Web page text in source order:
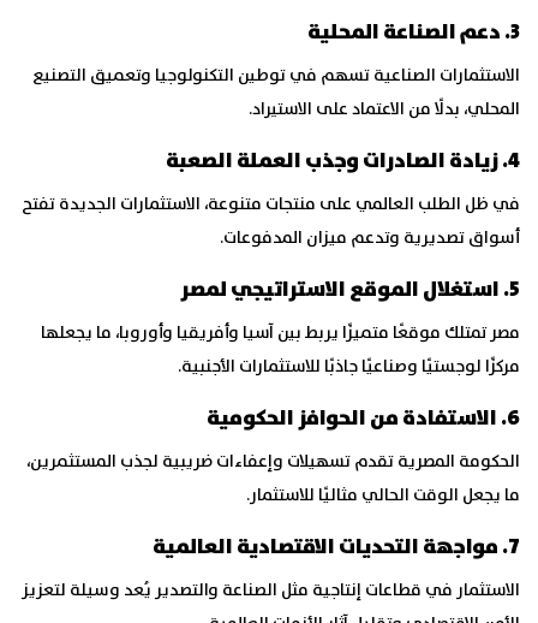
3. دعم الصناعة المحلية
الاستثمارات الصناعية تسهم في توطين التكنولوجيا وتعميق التصنيع
المحلي، بدلًا من الاعتماد على الاستيراد.
4. زيادة الصادرات وجذب العملة الصعبة
في ظل الطلب العالمي على منتجات متنوعة، الاستثمارات الجديدة تفتح
أسواق تصديرية وتدعم ميزان المدفوعات.
5. استغلال الموقع الاستراتيجي لمصر
مصر تمتلك موقعًا متميزًا يربط بين آسيا وأفريقيا وأوروبا، ما يجعلها
مركزًا لوجستيًا وصناعيًا جاذبًا للاستثمارات الأجنبية.
6. الاستفادة من الحوافز الحكومية
الحكومة المصرية تقدم تسهيلات وإعفاءات ضريبية لجذب المستثمرين،
ما يجعل الوقت الحالي مثاليًا للاستثمار.
7. مواجهة التحديات الاقتصادية العالمية
الاستثمار في قطاعات إنتاجية مثل الصناعة والتصدير يُعد وسيلة لتعزيز